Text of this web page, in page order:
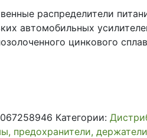
распределители
автомобильных
цинкового
Категории:
предохранители,